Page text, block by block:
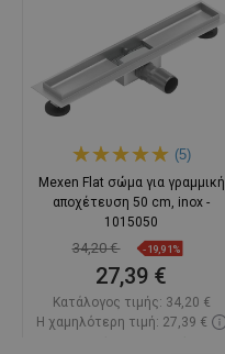
(5)
Mexen Flat σώμα για γραμμική
αποχέτευση 50 cm, inox -
1015050
34,20 € -19,91%
27,39 €
Κατάλογος τιμής: 34,20 €
Η χαμηλότερη τιμή: 27,39 €